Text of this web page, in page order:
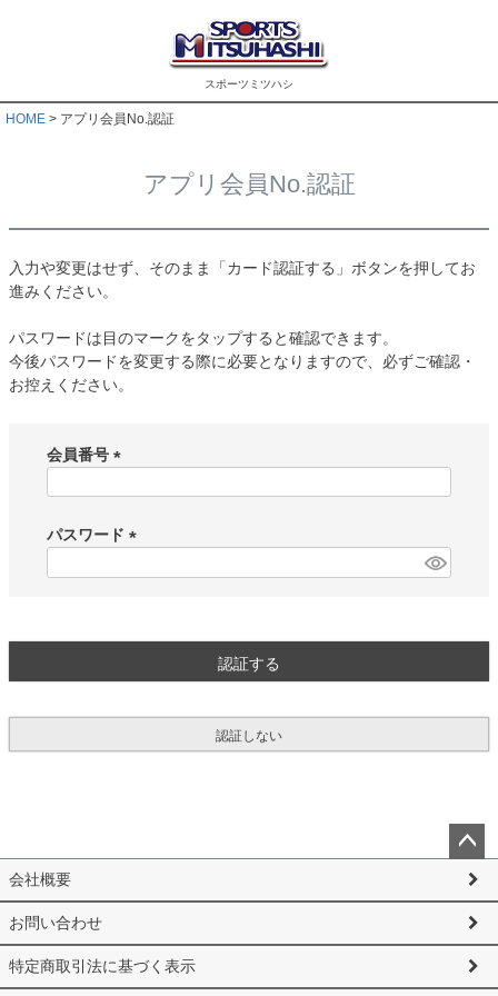
スポーツミツハシ
HOME アプリ会員No.認証
アプリ会員No.認証
入力や変更はせず、そのまま「カード認証する」ボタンを押してお
進みください。
パスワードは目のマークをタップすると確認できます。
今後パスワードを変更する際に必要となりますので、必ずご確認・
お控えください。
会員番号
須
)
パスワード
認証する
認証しない
ペー
ップ
へ
会社概要
お問い合わせ
特定商取引法に基づく表示